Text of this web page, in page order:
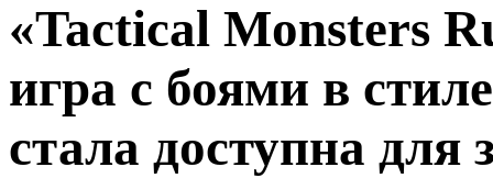
«Tactical Monsters
игра с боями в
стала доступна для